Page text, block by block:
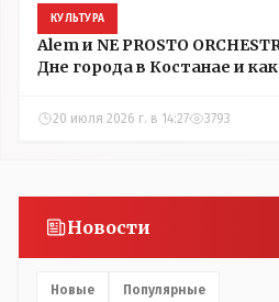
КУЛЬТУРА
Alem и NE PROSTO
Дне города в Костанае и
20 июля 2026 г. в 14:27 3793
Новости
Новые Популярные